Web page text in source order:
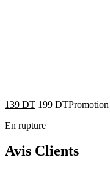
139 DT 199DTPromotion
En rupture
Avis Clients